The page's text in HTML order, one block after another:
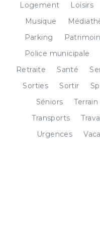
Logement
Loisirs
Musique
Parking
Police municipale
Retraite
Santé
Sorties
Sortir
Séniors
Terrain
Transports
Urgences